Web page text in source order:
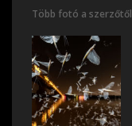
Több fotó a szerzőtől